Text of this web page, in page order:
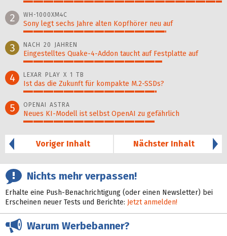
100%
2 WH-1000XM4C
Sony legt sechs Jahre alten Kopfhörer neu auf
72%
3 NACH 20 JAHREN
Eingestelltes Quake-4-Addon taucht auf Festplatte auf
70%
4 LEXAR PLAY X 1 TB
Ist das die Zukunft für kompakte M.2-SSDs?
67%
5 OPENAI ASTRA
Neues KI-Modell ist selbst OpenAI zu gefährlich
66%
Voriger Inhalt
Nächster Inhalt
Nichts mehr verpassen!
Erhalte eine Push-Benachrichtigung (oder einen Newsletter) bei
Erscheinen neuer Tests und Berichte: Jetzt anmelden!
Warum Werbebanner?